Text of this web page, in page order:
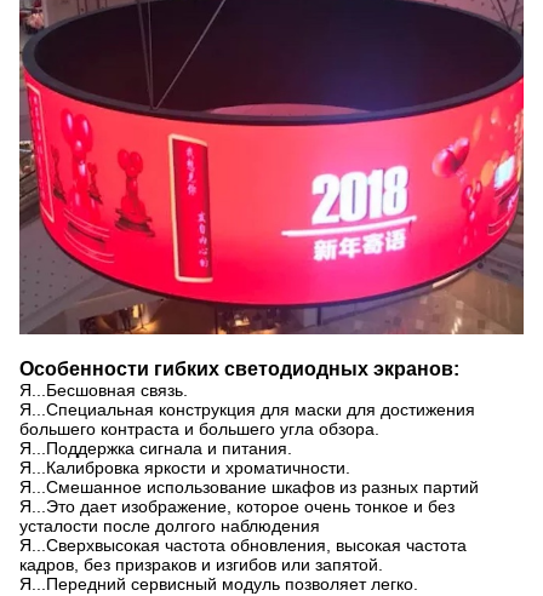
Особенности гибких светодиодных экранов:
Я... Бесшовная связь.
Я... Специальная конструкция для маски для достижения
большего контраста и большего угла обзора.
Я... Поддержка сигнала и питания.
Я... Калибровка яркости и хроматичности.
Я... Смешанное использование шкафов из разных партий
Я... Это дает изображение, которое очень тонкое и без
усталости после долгого наблюдения
Я... Сверхвысокая частота обновления, высокая частота
кадров, без призраков и изгибов или запятой.
Я... Передний сервисный модуль позволяет легко.